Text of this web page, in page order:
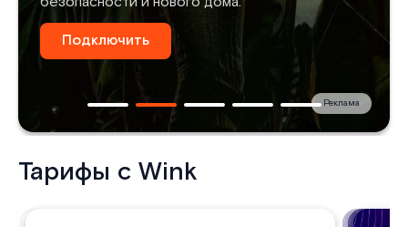
Подключить
Реклама
Тарифы с Wink